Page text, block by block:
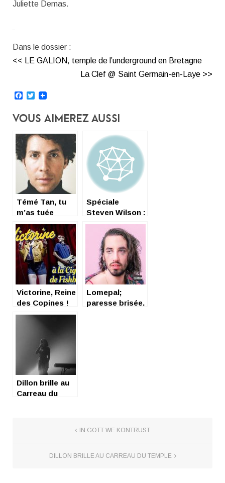
Juliette Demas.
Dans le dossier :
<< LE GALION, temple de l’underground en Bretagne
La Clef @ Saint Germain-en-Laye >>
Facebook
Twitter
Vous Aimerez Aussi
Témé Tan, tu
m’as tuée
Spéciale
Steven Wilson :
Émotion
Victorine, Reine
des Copines !
Lomepal;
paresse brisée.
Dillon brille au
Carreau du
IN GOTT WE KONTRUST
DILLON BRILLE AU CARREAU DU TEMPLE